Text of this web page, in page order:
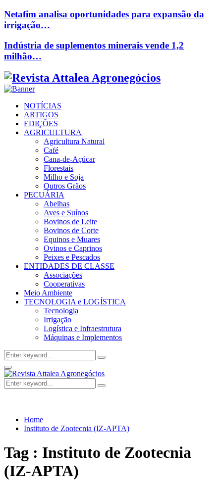
Netafim analisa oportunidades para expansão da
irrigação…
Indústria de suplementos minerais vende 1,2
milhão…
Facebook
Twitter
Instagram
Linkedin
Youtube
Email
NOTÍCIAS
ARTIGOS
EDIÇÕES
AGRICULTURA
Agricultura Natural
Café
Cana-de-Açúcar
Florestais
Milho e Soja
Outros Grãos
PECUÁRIA
Abelhas
Aves e Suínos
Bovinos de Leite
Bovinos de Corte
Equinos e Muares
Ovinos e Caprinos
Peixes e Pescados
ENTIDADES DE CLASSE
Associações
Cooperativas
Meio Ambiente
TECNOLOGIA e LOGÍSTICA
Tecnologia
Irrigação
Logística e Infraestrutura
Máquinas e Implementos
Search
for:
Search
Facebook
Twitter
Instagram
Linkedin
Youtube
Email
Primary
Menu
Search
for:
Search
Home
Instituto de Zootecnia (IZ-APTA)
Tag : Instituto de Zootecnia
(IZ-APTA)